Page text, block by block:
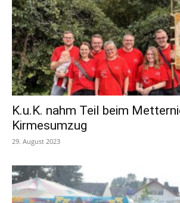
K.u.K. nahm Teil beim
Kirmesumzug
29. August 2023